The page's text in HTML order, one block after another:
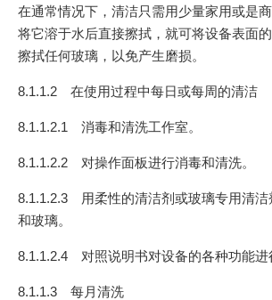
在通常情况下，清洁只需用少量家用或是
将它溶于水后直接擦拭，就可将设备表面
擦拭任何玻璃，以免产生磨损。
8.1.1.2 在使用过程中每日或每周的清洁
8.1.1.2.1 消毒和清洗工作室。
8.1.1.2.2 对操作面板进行消毒和清洗。
8.1.1.2.3 用柔性的清洁剂或玻璃专用清洁
和玻璃。
8.1.1.2.4 对照说明书对设备的各种功能进
8.1.1.3 每月清洗